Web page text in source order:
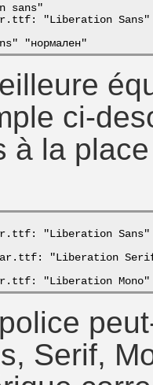
sans"
"Liberation Sans"
"нормален"
ci-
à la
"Liberation Sans"
"Liberation
"Liberation
Serif,